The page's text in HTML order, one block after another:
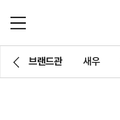
브랜드관 새우